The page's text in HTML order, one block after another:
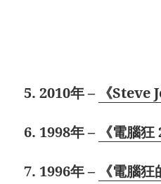
5. 2010年 – 《Steve
6. 1998年 – 《電腦
7. 1996年 – 《電腦